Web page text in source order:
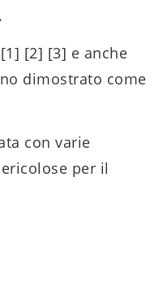
[2] [3] e anche
dimostrato come
con varie
per il